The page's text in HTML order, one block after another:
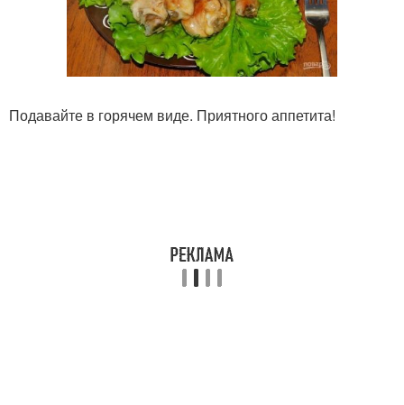
Подавайте в горячем виде. Приятного аппетита!